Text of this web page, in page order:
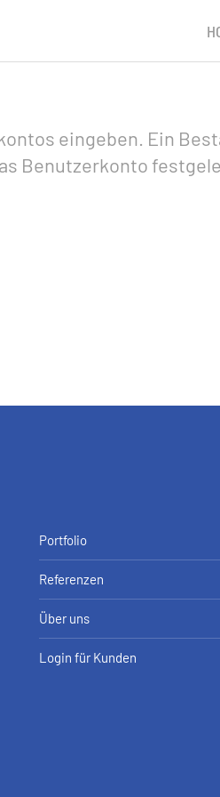
eingeben. Ein
Benutzerkonto
Portfolio
Referenzen
Über uns
Login für Kunden